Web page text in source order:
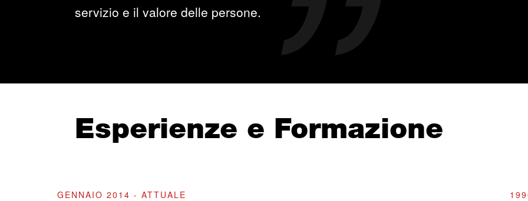
servizio e il valore delle persone.
Esperienze e Formazione
GENNAIO 2014 - ATTUALE